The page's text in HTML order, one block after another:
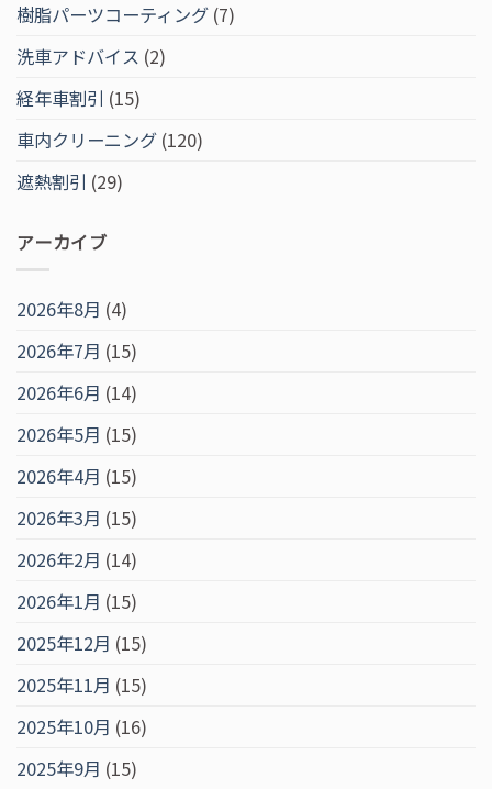
樹脂パーツコーティング (7)
洗車アドバイス (2)
経年車割引 (15)
車内クリーニング (120)
遮熱割引 (29)
アーカイブ
2026年8月 (4)
2026年7月 (15)
2026年6月 (14)
2026年5月 (15)
2026年4月 (15)
2026年3月 (15)
2026年2月 (14)
2026年1月 (15)
2025年12月 (15)
2025年11月 (15)
2025年10月 (16)
2025年9月 (15)